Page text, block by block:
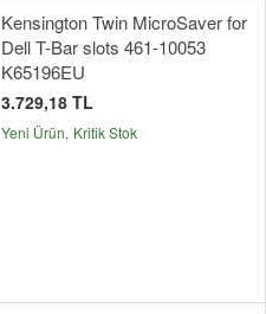
Kensington Twin MicroSaver for
Dell T-Bar slots 461-10053
K65196EU
3.729,18 TL
Yeni Ürün Kritik Stok